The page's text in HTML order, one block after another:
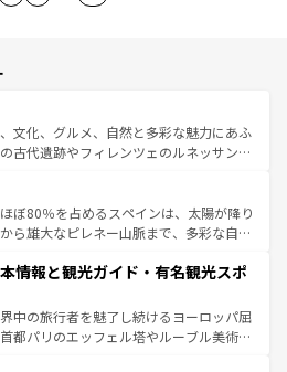
文化、グルメ、自然と多彩な魅力にあふ
の古代遺跡やフィレンツェのルネッサンス
の美しい田園風景やアマルフィ海岸の絶
も見逃せない。観光の合間には、本場の
、絶品のイタリア料理を堪能することも
リアで、忘れられない旅をしてみよう！
リア情報は
ぼ80％を占めるスペインは、太陽が降り
ら雄大なピレネー山脈まで、多彩な自然
国では、情熱的なフラメンコ、熱気あふ
美味しいタパスが生活の一部となってい
ドの洗練された雰囲気や、バルセロナの
角から、地方では古代ローマ遺跡や中世
情報と観光ガイド・有名観光スポ
中の旅行者を魅了し続けるヨーロッパ屈
都パリのエッフェル塔やルーブル美術館